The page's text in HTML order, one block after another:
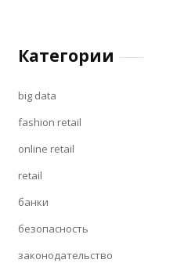
Категории
big data
fashion retail
online retail
retail
банки
безопасность
законодательство